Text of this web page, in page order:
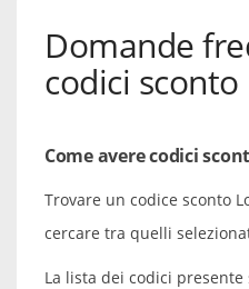
Domande
codici
Come avere codici
Trovare un codice sconto
cercare tra quelli
La lista dei codici